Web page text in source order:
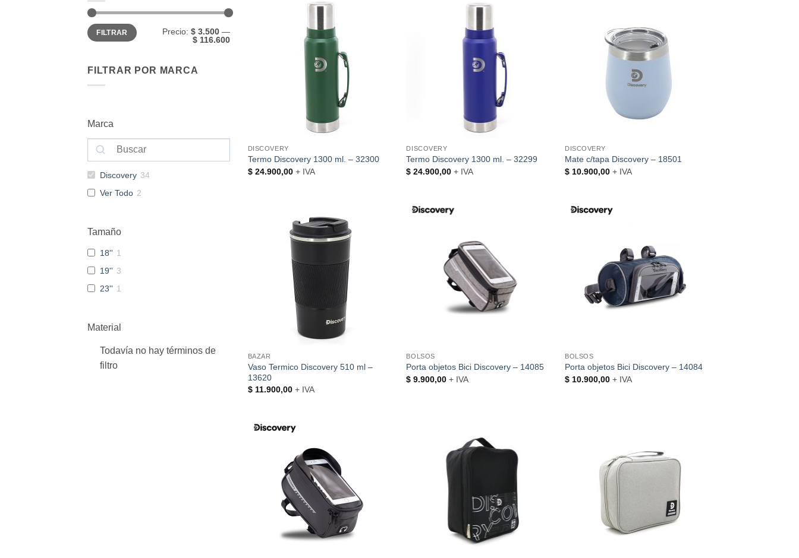
Precio
mínimo
Precio
máximo
FILTRAR Precio: $ 3.500 —
$ 116.600
FILTRAR POR MARCA
Marca
Discovery 34
Ver Todo 2
Tamaño
18'' 1
19'' 3
23'' 1
Material
Todavía no hay términos de
filtro
DISCOVERY
Termo Discovery 1300 ml. – 32300
$24.900,00+ IVA
DISCOVERY
Termo Discovery 1300 ml. – 32299
$ 24.900,00 + IVA
DISCOVERY
Mate c/tapa Discovery – 18501
$ 10.900,00 + IVA
BAZAR
Vaso Termico Discovery 510 ml –
13620
$11.900,00+ IVA
BOLSOS
Porta objetos Bici Discovery – 14085
$ 9.900,00 + IVA
BOLSOS
Porta objetos Bici Discovery – 14084
$ 10.900,00 + IVA